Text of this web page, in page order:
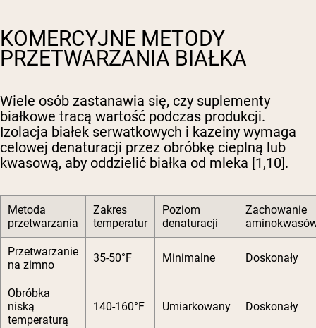
KOMERCYJNE METODY
PRZETWARZANIA BIAŁKA
Wiele osób zastanawia się, czy suplementy
białkowe tracą wartość podczas produkcji.
Izolacja białek serwatkowych i kazeiny wymaga
celowej denaturacji przez obróbkę cieplną lub
kwasową, aby oddzielić białka od mleka [1,10].
Metoda
przetwarzania
Zakres
temperatur
Poziom
denaturacji
Zachowanie
Przetwarzanie
na zimno
35-50°F Minimalne Doskonały
Obróbka
niską
temperaturą
140-160°F Umiarkowany Doskonały